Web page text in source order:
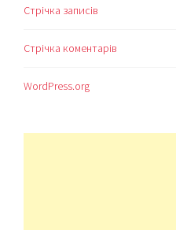
Стрічка записів
Стрічка коментарів
WordPress.org